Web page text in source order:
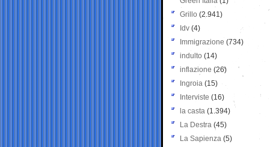
Grillo (2.941)
Idv (4)
Immigrazione (734)
indulto (14)
inflazione (26)
Ingroia (15)
Interviste (16)
la casta (1.394)
La Destra (45)
La Sapienza (5)